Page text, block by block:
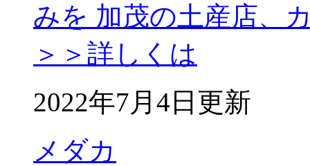
みを 加茂の土産店、
＞＞詳しくは
2022年7月4日更新
メダカ